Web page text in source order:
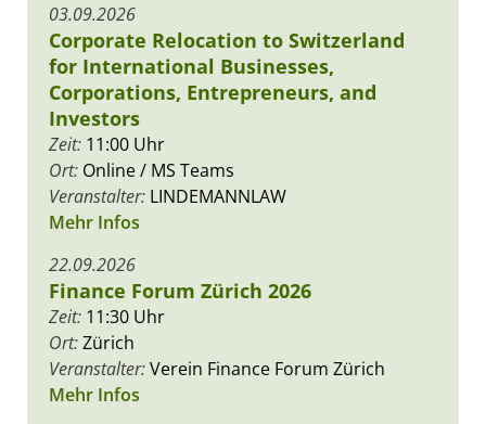
03.09.2026
Corporate Relocation to Switzerland
for International Businesses,
Corporations, Entrepreneurs, and
Investors
Zeit: 11:00 Uhr
Ort: Online / MS Teams
Veranstalter: LINDEMANNLAW
Mehr Infos
22.09.2026
Finance Forum Zürich 2026
Zeit: 11:30 Uhr
Ort:Zürich
Veranstalter:Verein Finance Forum Zürich
Mehr Infos